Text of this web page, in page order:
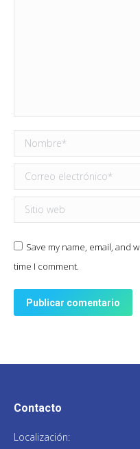
Nombre *
Correo electrónico *
Sitio web
Save my name, email, and
time I comment.
Publicar comentario
Contacto
Localización: